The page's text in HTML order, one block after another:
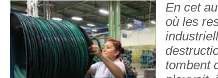
En cet
où les
tombent